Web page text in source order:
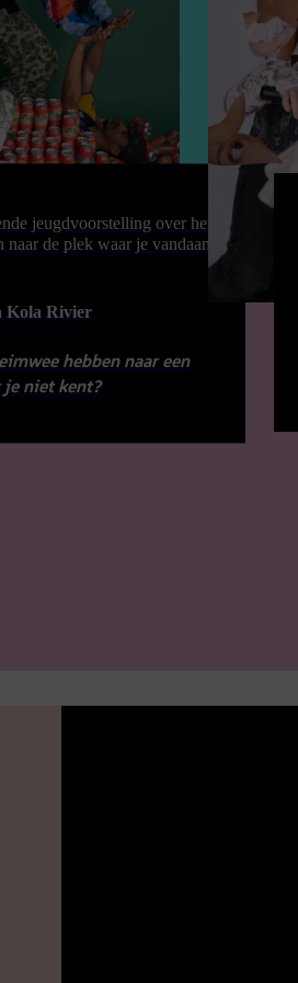
Kola Rivier
jeugdvoorstelling over het
naar de plek waar je vandaan
hebben naar een
je niet kent?